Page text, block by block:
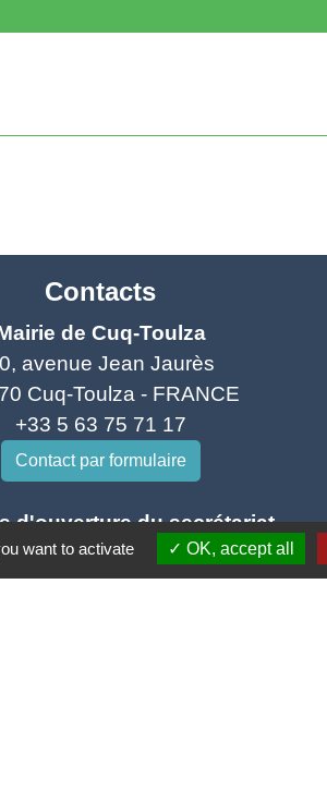
Contacts
de Cuq-Toulza
avenue Jean Jaurès
Cuq-Toulza - FRANCE
+33 5 63 75 71 17
Contact par formulaire
d'ouverture du secrétariat
Lundi : Sur RDV
: 10h - 12h et sur RDV
want to activate OK, accept all